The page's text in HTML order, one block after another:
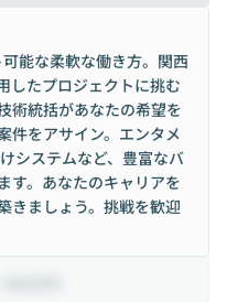
能な柔軟な働き方。関西
したプロジェクトに挑む
術統括があなたの希望を
件をアサイン。エンタメ
システムなど、豊富なバ
す。あなたのキャリアを
きましょう。挑戦を歓迎